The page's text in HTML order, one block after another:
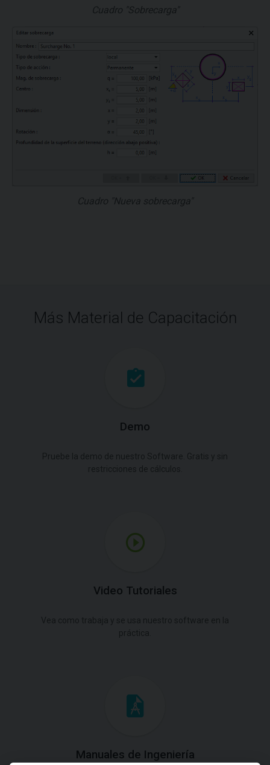
Cuadro "Sobrecarga"
Cuadro "Nueva sobrecarga"
Más Material de Capacitación
Demo
Video Tutoriales
Manuales de Ingeniería